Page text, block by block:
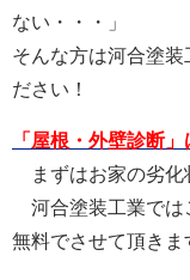
ない・・・」
そんな方は河合塗装
ださい！
「屋根・外壁診断
まずはお家の劣化
河合塗装工業では
無料でさせて頂きま